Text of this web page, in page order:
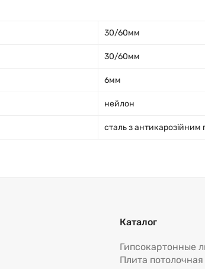
30/60мм
30/60мм
6мм
нейлон
сталь з антикарозійним
Каталог
Гипсокартонные
Плита потолочная